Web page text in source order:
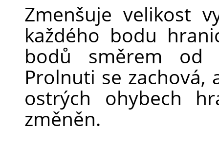
Zmenšuje velikost
každého bodu
bodů směrem od
Prolnuti se zachová,
ostrých ohybech
změněn.